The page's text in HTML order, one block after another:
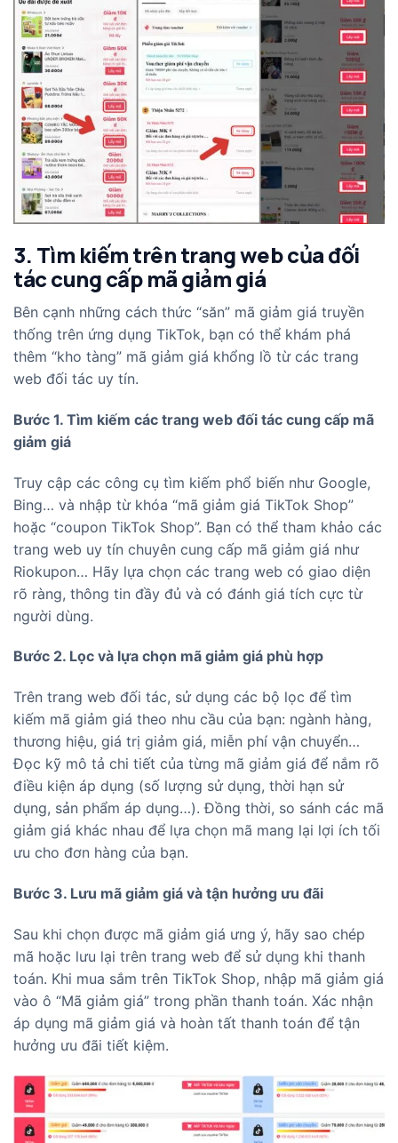
3. Tìm kiếm trên trang web của đối
tác cung cấp mã giảm giá
Bên cạnh những cách thức “săn” mã giảm giá truyền
thống trên ứng dụng TikTok, bạn có thể khám phá
thêm “kho tàng” mã giảm giá khổng lồ từ các trang
web đối tác uy tín.
Bước 1. Tìm kiếm các trang web đối tác cung cấp mã
giảm giá
Truy cập các công cụ tìm kiếm phổ biến như Google,
Bing… và nhập từ khóa “mã giảm giá TikTok Shop”
hoặc “coupon TikTok Shop”. Bạn có thể tham khảo các
trang web uy tín chuyên cung cấp mã giảm giá như
Riokupon… Hãy lựa chọn các trang web có giao diện
rõ ràng, thông tin đầy đủ và có đánh giá tích cực từ
người dùng.
Bước 2. Lọc và lựa chọn mã giảm giá phù hợp
Trên trang web đối tác, sử dụng các bộ lọc để tìm
kiếm mã giảm giá theo nhu cầu của bạn: ngành hàng,
thương hiệu, giá trị giảm giá, miễn phí vận chuyển…
Đọc kỹ mô tả chi tiết của từng mã giảm giá để nắm rõ
điều kiện áp dụng (số lượng sử dụng, thời hạn sử
dụng, sản phẩm áp dụng…). Đồng thời, so sánh các mã
giảm giá khác nhau để lựa chọn mã mang lại lợi ích tối
ưu cho đơn hàng của bạn.
Bước 3. Lưu mã giảm giá và tận hưởng ưu đãi
Sau khi chọn được mã giảm giá ưng ý, hãy sao chép
mã hoặc lưu lại trên trang web để sử dụng khi thanh
toán. Khi mua sắm trên TikTok Shop, nhập mã giảm giá
vào ô “Mã giảm giá” trong phần thanh toán. Xác nhận
áp dụng mã giảm giá và hoàn tất thanh toán để tận
hưởng ưu đãi tiết kiệm.